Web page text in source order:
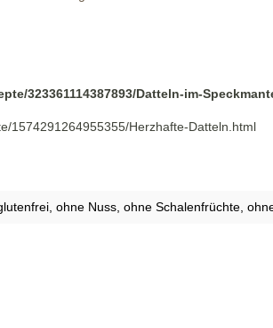
323361114387893/Datteln-im-
1574291264955355/Herzhafte-Datteln.html
glutenfrei , ohne Nuss , ohne Schalenfrüchte ,